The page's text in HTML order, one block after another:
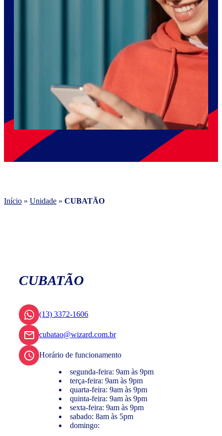
Início » Unidade » CUBATÃO
CUBATÃO
(13) 3372-1606
cubatao@wizard.com.br
Horário de funcionamento
segunda-feira: 9am às 9pm
terça-feira: 9am às 9pm
quarta-feira: 9am às 9pm
quinta-feira: 9am às 9pm
sexta-feira: 9am às 9pm
sabado: 8am às 5pm
domingo: